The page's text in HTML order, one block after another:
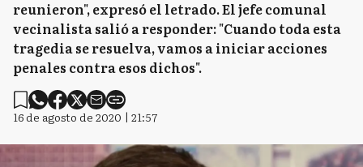
reunieron", expresó el letrado. El jefe comunal
vecinalista salió a responder: "Cuando toda esta
tragedia se resuelva, vamos a iniciar acciones
penales contra esos dichos".
16 de agosto de 2020 | 21:57